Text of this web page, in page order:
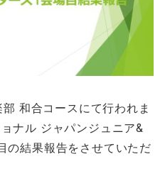
和合コースにて行われま
ナル ジャパンジュニア&
の結果報告をさせていただ